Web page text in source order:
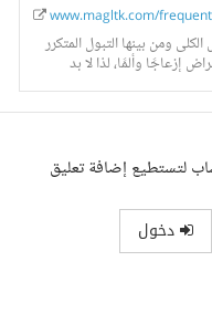
www.magltk.com/
ومن بينها التبول المتكرر
إزعاجًا وألمًا، لذا لا بد
هذه المشكلة ومعرفة الأسباب
لتستطيع إضافة تعليق
دخول